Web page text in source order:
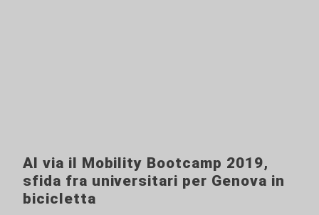
Al via il Mobility Bootcamp 2019,
sfida fra universitari per Genova in
bicicletta